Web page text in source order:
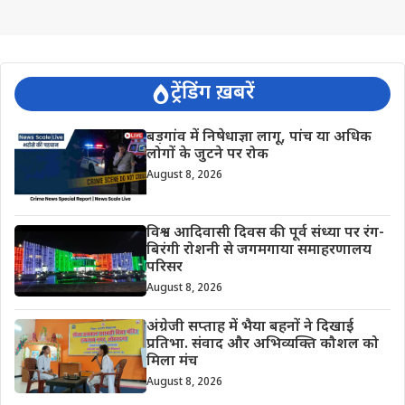
ट्रेंडिंग ख़बरें
बड़गांव में निषेधाज्ञा लागू, पांच या अधिक
लोगों के जुटने पर रोक
August 8, 2026
विश्व आदिवासी दिवस की पूर्व संध्या पर रंग-
बिरंगी रोशनी से जगमगाया समाहरणालय
परिसर
August 8, 2026
अंग्रेजी सप्ताह में भैया बहनों ने दिखाई
प्रतिभा. संवाद और अभिव्यक्ति कौशल को
मिला मंच
August 8, 2026